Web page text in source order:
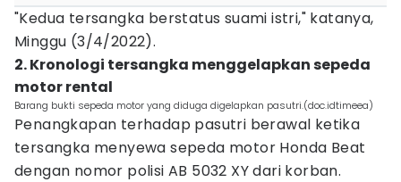
"Kedua tersangka berstatus suami istri," katanya,
Minggu (3/4/2022).
2. Kronologi tersangka menggelapkan sepeda
motor rental‎
Barang bukti sepeda motor yang diduga digelapkan pasutri.(doc.idtimeea)
Penangkapan terhadap pasutri berawal ketika
tersangka menyewa sepeda motor Honda Beat
dengan nomor polisi AB 5032 XY dari korban.